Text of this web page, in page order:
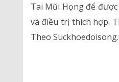
Tai Mũi Họng để được
và điều trị thích hợp.
Theo